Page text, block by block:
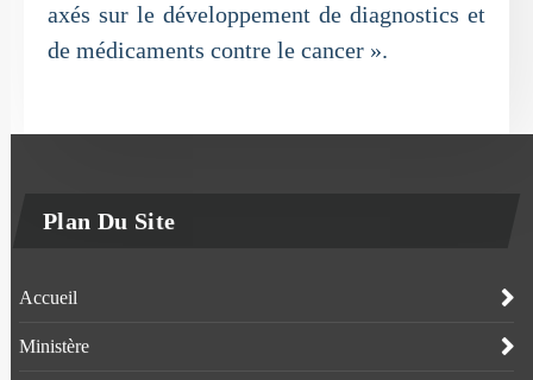
axés sur le développement de diagnostics et
de médicaments contre le cancer ».
Plan Du Site
Accueil
Ministère